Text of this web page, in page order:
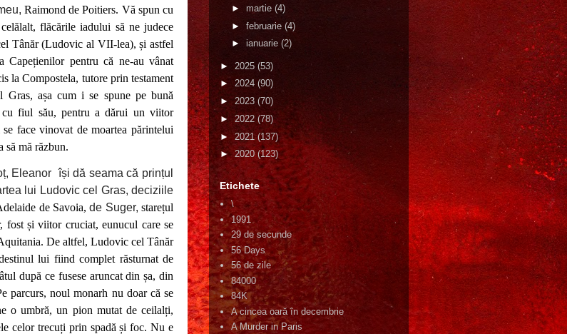
Raimond de Poitiers. Vă spun cu
flăcările iadului să ne judece
Tânăr (Ludovic al VII-lea), și astfel
Capețienilor pentru că ne-au vânat
la Compostela, tutore prin testament
așa cum i se spune pe bună
cu fiul său, pentru a dărui un viitor
face vinovat de moartea părintelui
să mă răzbun.
Eleanor își dă seama că prințul
lui Ludovic cel Gras, deciziile
de Savoia,de Suger,starețul
fost și viitor cruciat, eunucul care se
De altfel, Ludovic cel Tânăr
lui fiind complet răsturnat de
după ce fusese aruncat din șa, din
parcurs, noul monarh nu doar că se
o umbră, un pion mutat de ceilalți,
celor trecuți prin spadă și foc. Nu e
► martie (4)
► februarie (4)
► ianuarie (2)
► 2025 (53)
► 2024 (90)
► 2023 (70)
► 2022 (78)
► 2021(137)
► 2020(123)
Etichete
\
1991
29 de secunde
56 Days
56 de zile
84000
84K
A cincea oară în decembrie
A Murder in Paris